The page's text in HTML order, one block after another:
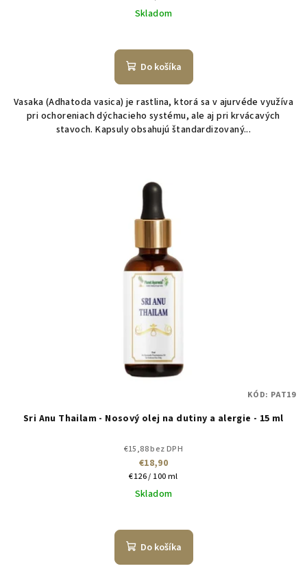
cena:
Skladom
Do košíka
Vasaka (Adhatoda vasica) je rastlina, ktorá sa v ajurvéde využíva
pri ochoreniach dýchacieho systému, ale aj pri krvácavých
stavoch. Kapsuly obsahujú štandardizovaný...
Sri Anu Thailam - Nosový olej na dutiny a alergie - 15 ml
€15,88 bez DPH
€18,90
Jednotková
cena:
€126 / 100 ml
Skladom
Do košíka
KÓD: PAT19